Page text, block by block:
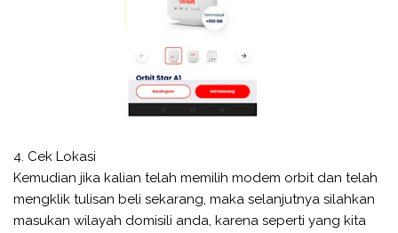
4. Cek Lokasi
Kemudian jika kalian telah memilih modem orbit dan telah
mengklik tulisan beli sekarang, maka selanjutnya silahkan
masukan wilayah domisili anda, karena seperti yang kita